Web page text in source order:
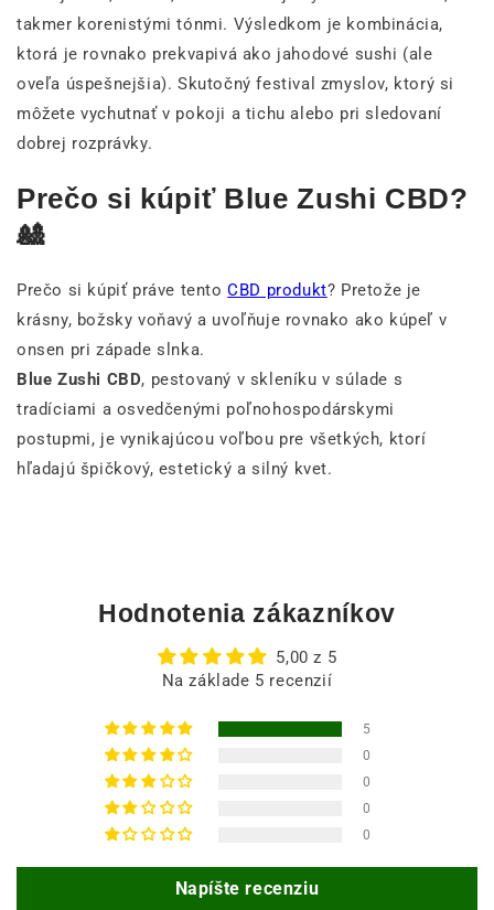
takmer korenistými tónmi. Výsledkom je kombinácia,
ktorá je rovnako prekvapivá ako jahodové sushi (ale
oveľa úspešnejšia). Skutočný festival zmyslov, ktorý si
môžete vychutnať v pokoji a tichu alebo pri sledovaní
dobrej rozprávky.
Prečo si kúpiť Blue Zushi CBD?
🎎
Prečo si kúpiť práve tentoCBD produkt? Pretože je
krásny, božsky voňavý a uvoľňuje rovnako ako kúpeľ v
onsen pri západe slnka.
Blue Zushi CBD, pestovaný v skleníku v súlade s
tradíciami a osvedčenými poľnohospodárskymi
postupmi, je vynikajúcou voľbou pre všetkých, ktorí
hľadajú špičkový, estetický a silný kvet.
Hodnotenia zákazníkov
5,00 z 5
Na základe 5 recenzií
5
0
0
0
0
Napíšte recenziu